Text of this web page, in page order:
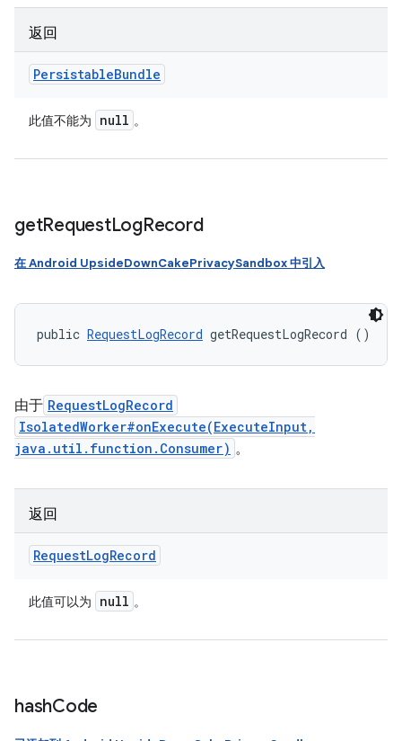
返回
PersistableBundle
此值不能为 null 。
getRequestLogRecord
在 Android UpsideDownCakePrivacySandbox 中引入
public RequestLogRecord getRequestLogRecord ()
由于 RequestLogRecord
IsolatedWorker#onExecute(ExecuteInput,
java.util.function.Consumer) 。
返回
RequestLogRecord
此值可以为 null 。
hashCode